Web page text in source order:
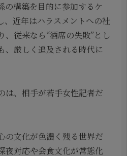
の構築を目的に参加するケ
、近年はハラスメントへの社
、従来なら“酒席の失敗”とし
、厳しく追及される時代に
は、相手が若手女性記者だ
の文化が色濃く残る世界だ
夜対応や会食文化が常態化